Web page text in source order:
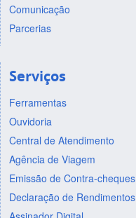
Comunicação
Parcerias
Serviços
Ferramentas
Ouvidoria
Central de Atendimento
Agência de Viagem
Emissão de Contra-cheques
Declaração de Rendimentos